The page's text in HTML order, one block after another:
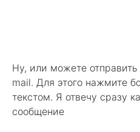
Ну, или можете
mail. Для этого нажмите
текстом. Я отвечу сразу
сообщение